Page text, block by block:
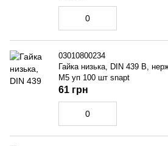
03010800234
Гайка низька, DIN 439 B,
M5 уп 100 шт snapt
61 грн